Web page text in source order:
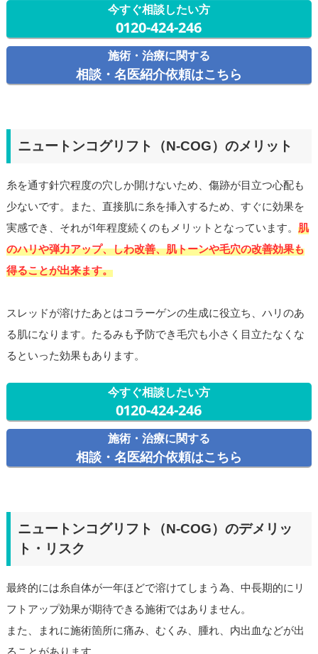
今すぐ相談したい方
0120-424-246
施術・治療に関する
相談・名医紹介依頼はこちら
ニュートンコグリフト（N-COG）のメリット
糸を通す針穴程度の穴しか開けないため、傷跡が目立つ心配も
少ないです。また、直接肌に糸を挿入するため、すぐに効果を
実感でき、それが1年程度続くのもメリットとなっています。 肌
のハリや弾力アップ、しわ改善、肌トーンや毛穴の改善効果も
得ることが出来ます。
スレッドが溶けたあとはコラーゲンの生成に役立ち、ハリのあ
る肌になります。たるみも予防でき毛穴も小さく目立たなくな
るといった効果もあります。
今すぐ相談したい方
0120-424-246
施術・治療に関する
相談・名医紹介依頼はこちら
ニュートンコグリフト（N-COG）のデメリッ
ト・リスク
最終的には糸自体が一年ほどで溶けてしまう為、中長期的にリ
フトアップ効果が期待できる施術ではありません。
また、まれに施術箇所に痛み、むくみ、腫れ、内出血などが出